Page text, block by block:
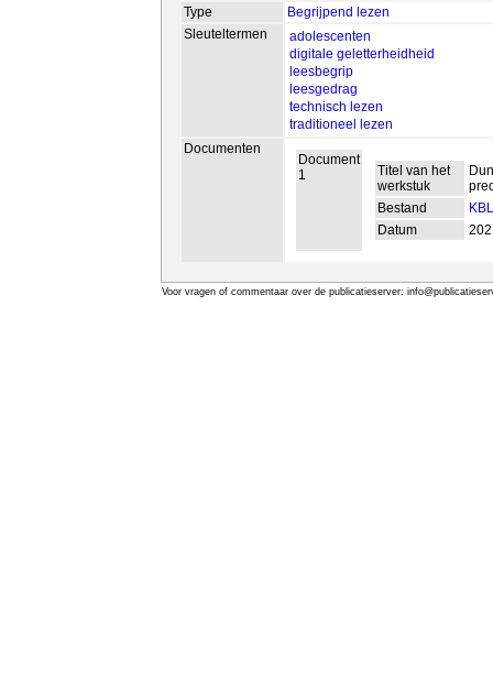
Type
Begrijpend lezen
Sleuteltermen
adolescenten
digitale geletterheidheid
leesbegrip
leesgedrag
technisch lezen
traditioneel lezen
Documenten
Document
1
Titel van het
werkstuk
Bestand
Datum
Voor vragen of commentaar over de publicatieserver: